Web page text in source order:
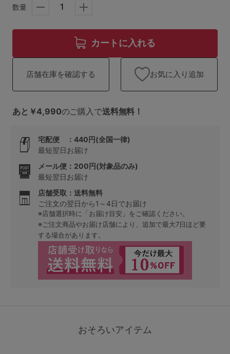
検索を閉じる
数量
カートに入れる
店舗在庫を確認する お気に入り追加
あと￥4,990のご購入で送料無料！
宅配便 ：440円(全国一律)
最短翌日お届け
メール便：200円(対象品のみ)
最短翌日お届け
店舗受取：送料無料
ご注文の翌日から1～4日でお届け
※店舗選択時に「お届け目安」をご確認ください。
※ご注文商品やお届け店舗により、追加で最大7日ほど要
する場合があります。
おそろいアイテム